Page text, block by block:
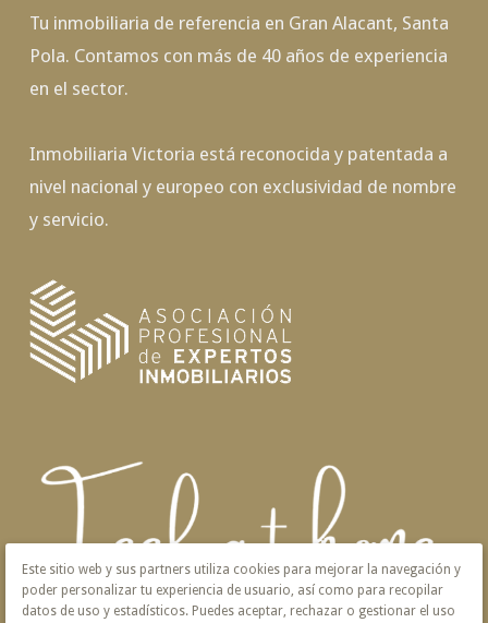
Tu inmobiliaria de referencia en Gran Alacant, Santa
Pola. Contamos con más de 40 años de experiencia
en el sector.
Inmobiliaria Victoria está reconocida y patentada a
nivel nacional y europeo con exclusividad de nombre
y servicio.
Este sitio web y sus partners utiliza cookies para mejorar la navegación y
poder personalizar tu experiencia de usuario, así como para recopilar
datos de uso y estadísticos. Puedes aceptar, rechazar o gestionar el uso